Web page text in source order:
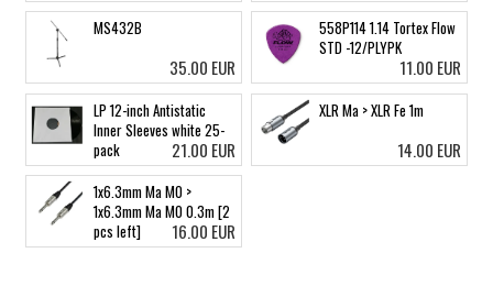
MS432B
35.00 EUR
558P114 1.14 Tortex Flow
STD -12/PLYPK
11.00 EUR
LP 12-inch Antistatic
Inner Sleeves white 25-
pack
21.00 EUR
XLR Ma > XLR Fe 1m
14.00 EUR
1x6.3mm Ma MO >
1x6.3mm Ma MO 0.3m [2
pcs left]
16.00 EUR